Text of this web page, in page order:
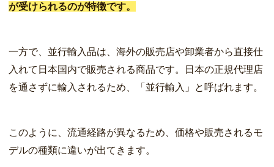
が受けられるのが特徴です。
一方で、並行輸入品は、海外の販売店や卸業者から直接仕
入れて日本国内で販売される商品です。日本の正規代理店
を通さずに輸入されるため、「並行輸入」と呼ばれます。
このように、流通経路が異なるため、価格や販売されるモ
デルの種類に違いが出てきます。